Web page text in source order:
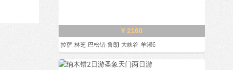
¥ 2160
拉萨-林芝-巴松错-鲁朗-大峡谷-羊湖6